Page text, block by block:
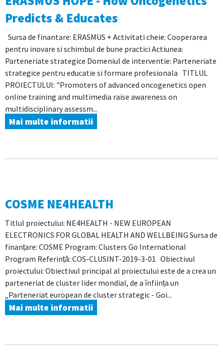
Predicts & Educates
Sursa de finantare: ERASMUS + Activitati cheie: Cooperarea
pentru inovare si schimbul de bune practici Actiunea:
Parteneriate strategice Domeniul de interventie: Parteneriate
strategice pentru educatie si formare profesionala TITLUL
PROIECTULUI: "Promoters of advanced oncogenetics open
online training and multimedia raise awareness on
multidisciplinary assessm...
Mai multe informatii
COSME NE4HEALTH
Titlul proiectului: NE4HEALTH - NEW EUROPEAN
ELECTRONICS FOR GLOBAL HEALTH AND WELLBEING Sursa de
finanțare: COSME Program: Clusters Go International
Program Referință: COS-CLUSINT-2019-3-01 Obiectivul
proiectului: Obiectivul principal al proiectului este de a crea un
parteneriat de cluster lider mondial, de a înființa un
„Parteneriat european de cluster strategic - Goi...
Mai multe informatii